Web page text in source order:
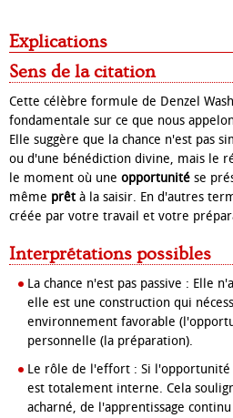
Explications
Sens de la citation
Cette célèbre formule de Denzel
fondamentale sur ce que nous
Elle suggère que la chance n'est pas
ou d'une bénédiction divine, mais le
le moment où une opportunité se
même prêt à la saisir. En d'autres
créée par votre travail et votre
Interprétations possibles
La chance n'est pas passive : Elle
elle est une construction qui
environnement favorable
personnelle (la préparation).
Le rôle de l'effort : Si
est totalement interne. Cela
acharné, de l'apprentissage